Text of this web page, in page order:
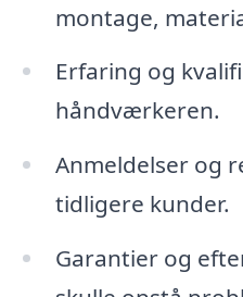
montage,
Erfaring og
håndværkeren.
Anmeldelser og
tidligere kunder.
Garantier og